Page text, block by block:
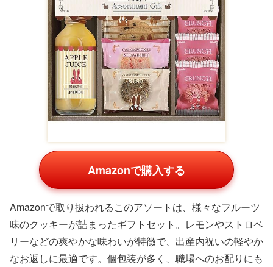
Amazonで購入する
Amazonで取り扱われるこのアソートは、様々なフルーツ
味のクッキーが詰まったギフトセット。レモンやストロベ
リーなどの爽やかな味わいが特徴で、出産内祝いの軽やか
なお返しに最適です。個包装が多く、職場へのお配りにも